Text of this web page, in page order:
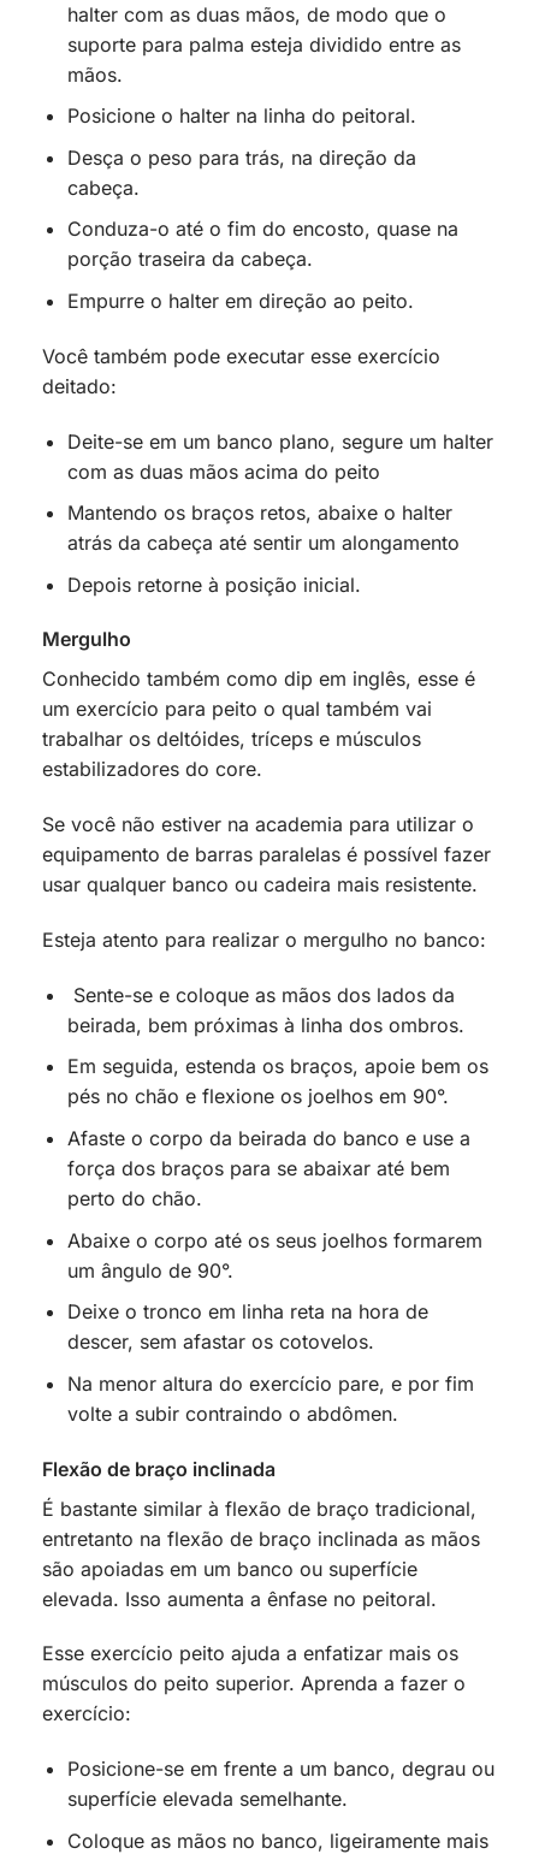
halter com as duas mãos, de modo que o
suporte para palma esteja dividido entre as
mãos.
Posicione o halter na linha do peitoral.
Desça o peso para trás, na direção da
cabeça.
Conduza-o até o fim do encosto, quase na
porção traseira da cabeça.
Empurre o halter em direção ao peito.
Você também pode executar esse exercício
deitado:
Deite-se em um banco plano, segure um halter
com as duas mãos acima do peito
Mantendo os braços retos, abaixe o halter
atrás da cabeça até sentir um alongamento
Depois retorne à posição inicial.
Mergulho
Conhecido também como dip em inglês, esse é
um exercício para peito o qual também vai
trabalhar os deltóides, tríceps e músculos
estabilizadores do core.
Se você não estiver na academia para utilizar o
equipamento de barras paralelas é possível fazer
usar qualquer banco ou cadeira mais resistente.
Esteja atento para realizar o mergulho no banco:
Sente-se e coloque as mãos dos lados da
beirada, bem próximas à linha dos ombros.
Em seguida, estenda os braços, apoie bem os
pés no chão e flexione os joelhos em 90°.
Afaste o corpo da beirada do banco e use a
força dos braços para se abaixar até bem
perto do chão.
Abaixe o corpo até os seus joelhos formarem
um ângulo de 90°.
Deixe o tronco em linha reta na hora de
descer, sem afastar os cotovelos.
Na menor altura do exercício pare, e por fim
volte a subir contraindo o abdômen.
Flexão de braço inclinada
É bastante similar à flexão de braço tradicional,
entretanto na flexão de braço inclinada as mãos
são apoiadas em um banco ou superfície
elevada. Isso aumenta a ênfase no peitoral.
Esse exercício peito ajuda a enfatizar mais os
músculos do peito superior. Aprenda a fazer o
exercício:
Posicione-se em frente a um banco, degrau ou
superfície elevada semelhante.
Coloque as mãos no banco, ligeiramente mais